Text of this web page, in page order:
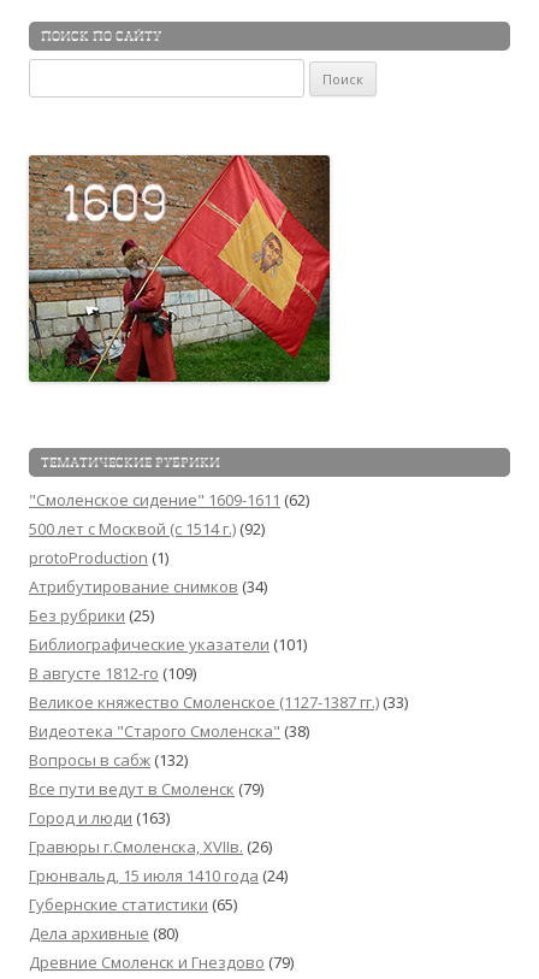
ПОИСК ПО САЙТУ
ТЕМАТИЧЕСКИЕ РУБРИКИ
"Смоленское сидение" 1609-1611 (62)
500 лет с Москвой (c 1514 г.) (92)
protoProduction (1)
Атрибутирование снимков (34)
Без рубрики (25)
Библиографические указатели (101)
В августе 1812-го (109)
Великое княжество Смоленское (1127-1387 гг.) (33)
Видеотека "Cтарого Смоленска" (38)
Вопросы в сабж (132)
Все пути ведут в Смоленск (79)
Город и люди (163)
Гравюры г.Смоленска, XVIIв. (26)
Грюнвальд, 15 июля 1410 года (24)
Губернские статистики (65)
Дела архивные (80)
Древние Смоленск и Гнездово (79)